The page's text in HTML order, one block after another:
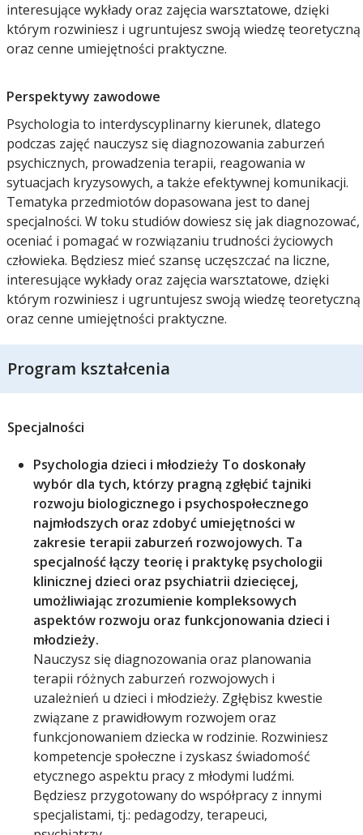
interesujące wykłady oraz zajęcia warsztatowe, dzięki
którym rozwiniesz i ugruntujesz swoją wiedzę teoretyczną
oraz cenne umiejętności praktyczne.
Perspektywy zawodowe
Psychologia to interdyscyplinarny kierunek, dlatego
podczas zajęć nauczysz się diagnozowania zaburzeń
psychicznych, prowadzenia terapii, reagowania w
sytuacjach kryzysowych, a także efektywnej komunikacji.
Tematyka przedmiotów dopasowana jest to danej
specjalności. W toku studiów dowiesz się jak diagnozować,
oceniać i pomagać w rozwiązaniu trudności życiowych
człowieka. Będziesz mieć szansę uczęszczać na liczne,
interesujące wykłady oraz zajęcia warsztatowe, dzięki
którym rozwiniesz i ugruntujesz swoją wiedzę teoretyczną
oraz cenne umiejętności praktyczne.
Program kształcenia
Specjalności
Psychologia dzieci i młodzieży To doskonały
wybór dla tych, którzy pragną zgłębić tajniki
rozwoju biologicznego i psychospołecznego
najmłodszych oraz zdobyć umiejętności w
zakresie terapii zaburzeń rozwojowych. Ta
specjalność łączy teorię i praktykę psychologii
klinicznej dzieci oraz psychiatrii dziecięcej,
umożliwiając zrozumienie kompleksowych
aspektów rozwoju oraz funkcjonowania dzieci i
młodzieży.
Nauczysz się diagnozowania oraz planowania
terapii różnych zaburzeń rozwojowych i
uzależnień u dzieci i młodzieży. Zgłębisz kwestie
związane z prawidłowym rozwojem oraz
funkcjonowaniem dziecka w rodzinie. Rozwiniesz
kompetencje społeczne i zyskasz świadomość
etycznego aspektu pracy z młodymi ludźmi.
Będziesz przygotowany do współpracy z innymi
specjalistami, tj.: pedagodzy, terapeuci,